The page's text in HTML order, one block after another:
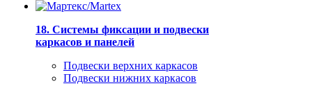
18. Системы фиксации и подвески
каркасов и панелей
Подвески верхних каркасов
Подвески нижних каркасов